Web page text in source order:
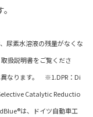
尿素水溶液の残量がなくな
扱説明書をご覧くださ
異なります。 ※1.DPR：Di
Catalytic Reductio
は、ドイツ自動車工